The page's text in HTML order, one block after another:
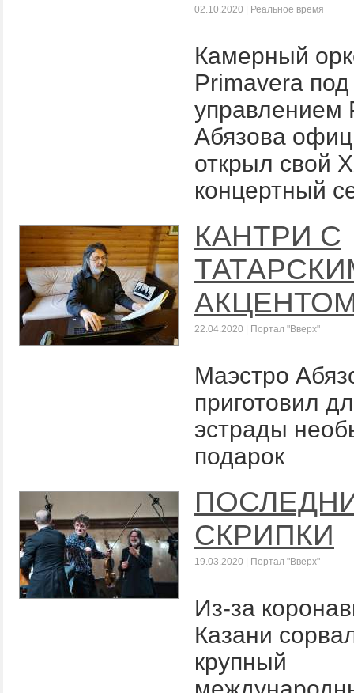
02.10.2020 | Реальное время
Камерный
Primavera под
управлением
Абязова
открыл свой
концертный
КАНТРИ С
22.04.2020 | Портал "Вверх"
Маэстро
приготовил
эстрады
подарок
СКРИПКИ
19.03.2020 | Портал "Вверх"
Из-за
Казани
крупный